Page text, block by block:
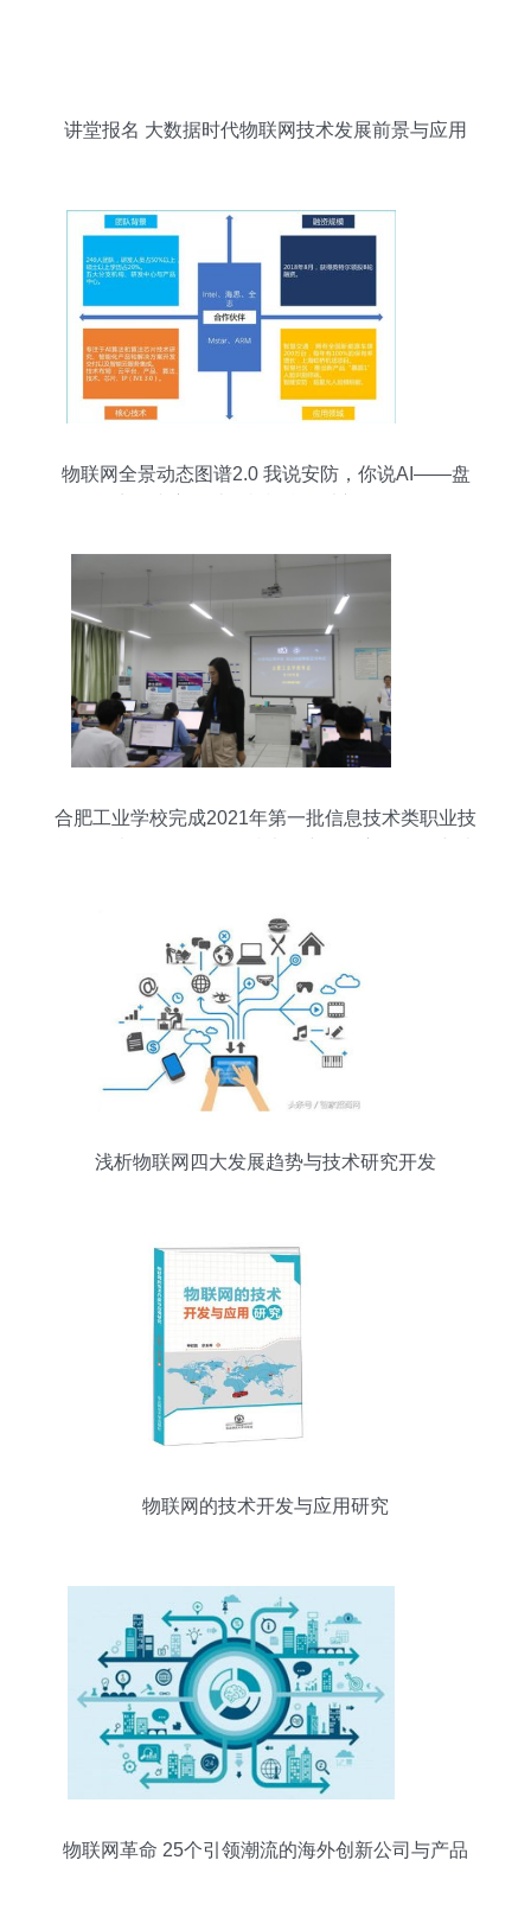
讲堂报名 大数据时代物联网技术发展前景与应用
物联网全景动态图谱2.0 我说安防，你说AI——盘
合肥工业学校完成2021年第一批信息技术类职业技
浅析物联网四大发展趋势与技术研究开发
物联网的技术开发与应用研究
物联网革命 25个引领潮流的海外创新公司与产品